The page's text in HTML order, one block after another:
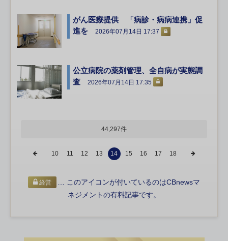
がん医療提供 「病診・病病連携」促
進を
2026年07月14日 17:37
公立病院の薬剤管理、全自病が実態調
査
2026年07月14日 17:35
44,297件
10 11 12 13 14 15 16 17 18
経営
… このアイコンが付いているのはCBnewsマ
ネジメントの有料記事です。